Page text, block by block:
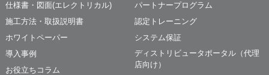
仕様書・図面(エレクトリカル)
施工方法・取扱説明書
ホワイトペーパー
導入事例
お役立ちコラム
パートナープログラム
認定トレーニング
システム保証
ディストリビュータポータル（代理
店向け）